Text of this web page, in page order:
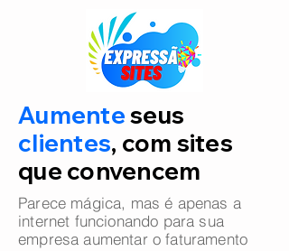
Aumenteseus
clientes, com sites
que convencem
Parece mágica, mas é apenas a
internet funcionando para sua
empresa aumentar o faturamento